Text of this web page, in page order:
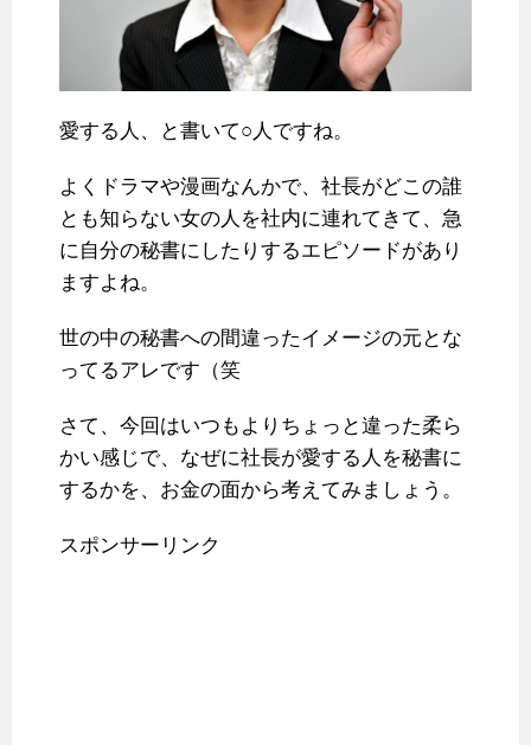
愛する人、と書いて○人ですね。
よくドラマや漫画なんかで、社長がどこの誰
とも知らない女の人を社内に連れてきて、急
に自分の秘書にしたりするエピソードがあり
ますよね。
世の中の秘書への間違ったイメージの元とな
ってるアレです（笑
さて、今回はいつもよりちょっと違った柔ら
かい感じで、なぜに社長が愛する人を秘書に
するかを、お金の面から考えてみましょう。
スポンサーリンク